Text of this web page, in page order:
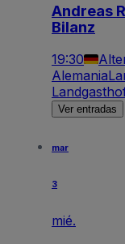
Andreas
Bilanz
19:30
Alemania
Ver entradas
mar
3
mié.